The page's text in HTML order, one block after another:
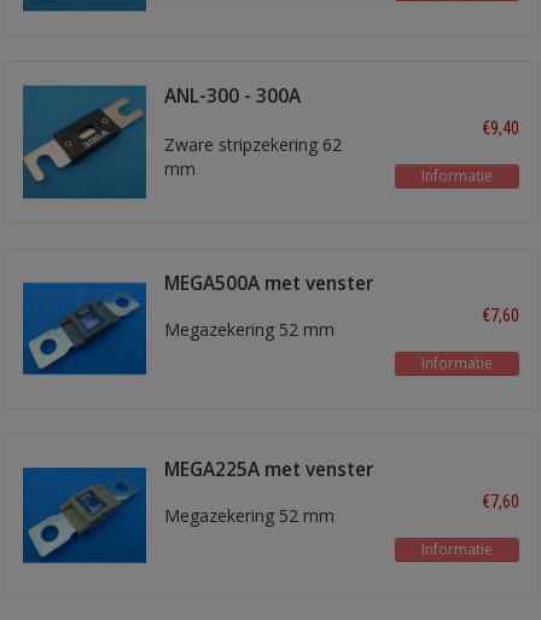
ANL-300 - 300A
Zware stripzekering 62
mm
€9,40
Informatie
MEGA500A met venster
Megazekering 52 mm
€7,60
Informatie
MEGA225A met venster
Megazekering 52 mm
€7,60
Informatie